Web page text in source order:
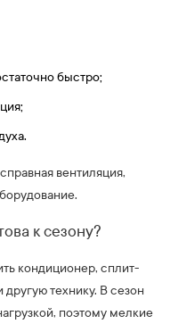
быстро;
вентиляция,
к сезону?
кондиционер, сплит-
технику. В сезон
поэтому мелкие